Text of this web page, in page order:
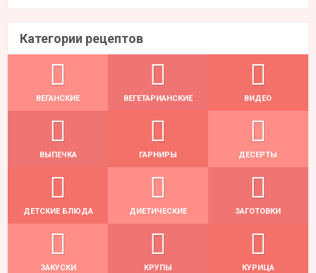
Категории рецептов
ВЕГАНСКИЕ ВЕГЕТАРИАНСКИЕ ВИДЕО
ВЫПЕЧКА ГАРНИРЫ ДЕСЕРТЫ
ДЕТСКИЕ БЛЮДА ДИЕТИЧЕСКИЕ ЗАГОТОВКИ
ЗАКУСКИ КРУПЫ КУРИЦА